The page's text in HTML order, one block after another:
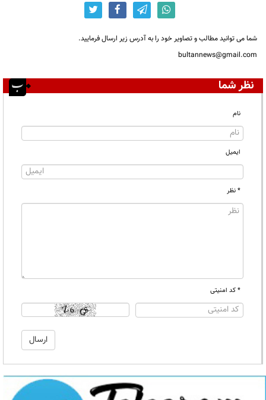
شما می توانید مطالب و تصاویر خود را به آدرس زیر ارسال فرمایید.
bultannews@gmail.com
نظر شما
نام
ایمیل
* نظر
* کد امنیتی